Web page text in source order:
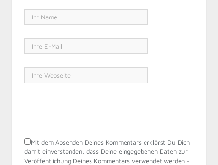
Mit dem Absenden Deines Kommentars erklärst Du Dich
damit einverstanden, dass Deine eingegebenen Daten zur
Veröffentlichung Deines Kommentars verwendet werden -